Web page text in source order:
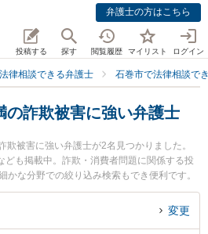
弁護士の方はこちら
投稿する 探す 閲覧履歴 マイリスト ログイン
律相談できる弁護士 石巻市で法律相談で
の詐欺被害に強い弁護士
被害に強い弁護士が2名見つかりました。
ども掲載中。詐欺・消費者問題に関係する投
かな分野での絞り込み検索もでき便利です。
駿弁護士や石巻のぞみ野法律事務所の住吉 毅
護士費用、強みなどが注目されています。
変更